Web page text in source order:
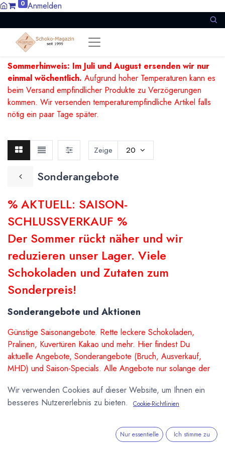
0 Anmelden
Sommerhinweis: Im Juli und August ersenden wir nur
einmal wöchentlich. Aufgrund hoher Temperaturen kann es
beim Versand empfindlicher Produkte zu Verzögerungen
kommen. Wir versenden temperaturempfindliche Artikel falls
nötig ein paar Tage später.
Sonderangebote
Zeige 20
% AKTUELL: SAISON-
SCHLUSSVERKAUF %
Der Sommer rückt näher und wir
reduzieren unser Lager. Viele
Schokoladen und Zutaten zum
Sonderpreis!
Sonderangebote und Aktionen
Günstige Saisonangebote. Rette leckere Schokoladen,
Pralinen, Kuvertüren Kakao und mehr. Hier findest Du
aktuelle Angebote, Sonderangebote (Bruch, Ausverkauf,
MHD) und Saison-Specials. Alle Angebote nur solange der
Sale
Wir verwenden Cookies auf dieser Website, um Ihnen ein
besseres Nutzererlebnis zu bieten.
Cookie-Richtlinien
Nur essentielle Ich stimme zu